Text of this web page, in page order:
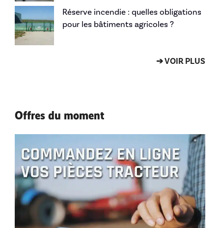
Réserve incendie : quelles obligations
pour les bâtiments agricoles ?
➔ VOIR PLUS
Offres du moment